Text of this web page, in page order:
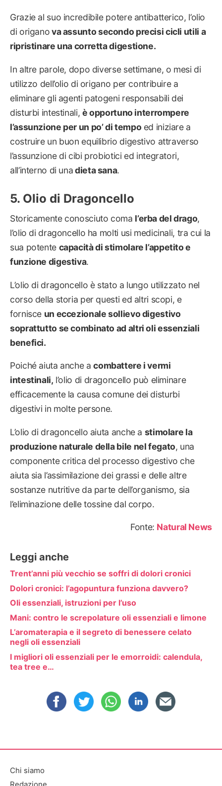
Grazie al suo incredibile potere antibatterico, l’olio
di origanova assunto secondo precisi cicli utili a
ripristinare una corretta digestione.
In altre parole, dopo diverse settimane, o mesi di
utilizzo dell’olio di origano per contribuire a
eliminare gli agenti patogeni responsabili dei
disturbi intestinali, è opportuno interrompere
l’assunzione per un po’ di tempo ed iniziare a
costruire un buon equilibrio digestivo attraverso
l’assunzione di cibi probiotici ed integratori,
all’interno di unadieta sana.
Olio di Dragoncello
Storicamente conosciuto coma l’erba del drago,
l’olio di dragoncello ha molti usi medicinali, tra cui la
sua potente capacità di stimolare l’appetito e
funzione digestiva.
L’olio di dragoncello è stato a lungo utilizzato nel
corso della storia per questi ed altri scopi, e
fornisce un eccezionale sollievo digestivo
soprattutto se combinato ad altri oli essenziali
benefici.
Poiché aiuta anche acombattere i vermi
intestinali, l’olio di dragoncello può eliminare
efficacemente la causa comune dei disturbi
digestivi in molte persone.
L’olio di dragoncello aiuta anche a stimolare la
produzione naturale della bile nel fegato, una
componente critica del processo digestivo che
aiuta sia l’assimilazione dei grassi e delle altre
sostanze nutritive da parte dell’organismo, sia
l’eliminazione delle tossine dal corpo.
Fonte: Natural News
Leggi anche
Trent’anni più vecchio se soffri di dolori cronici
Dolori cronici: l’agopuntura funziona davvero?
Oli essenziali, istruzioni per l’uso
Mani: contro le screpolature oli essenziali e limone
L’aromaterapia e il segreto di benessere celato
negli oli essenziali
I migliori oli essenziali per le emorroidi: calendula,
tea tree e…
Chi siamo
Redazione